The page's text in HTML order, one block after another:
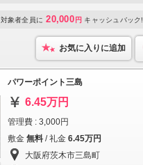
対象者全員に 20,000 円 キャッシュバック!
お気に入りに追加
パワーポイント三島
6.45万円
管理費 : 3,000円
敷金 無料 / 礼金 6.45万円
大阪府茨木市三島町